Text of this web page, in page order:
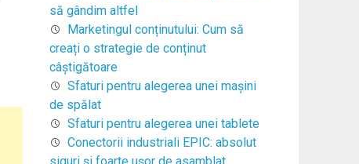
să gândim altfel
Marketingul conținutului: Cum să
creați o strategie de conținut
câștigătoare
Sfaturi pentru alegerea unei maşini
de spălat
Sfaturi pentru alegerea unei tablete
Conectorii industriali EPIC: absolut
siguri și foarte ușor de asamblat